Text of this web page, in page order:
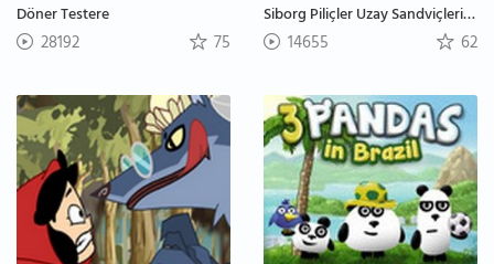
Döner Testere
28192 75
Siborg Piliçler Uzay Sandviçlerine Karşı
14655 62